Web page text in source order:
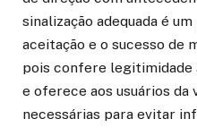
sinalização adequada é
aceitação e o sucesso de
pois confere legitimidade
e oferece aos usuários da
necessárias para evitar